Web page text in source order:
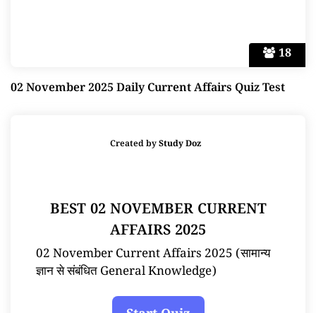
18
02 November 2025 Daily Current Affairs Quiz Test
Created byStudy Doz
BEST 02 NOVEMBER CURRENT
AFFAIRS 2025
02 November Current Affairs 2025 (सामान्य
ज्ञान से संबंधित General Knowledge)